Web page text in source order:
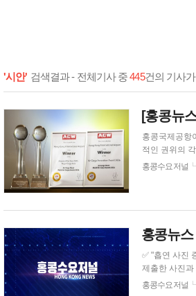
'시안' 검색결과 - 전체기사 중445건의 기사
[홍콩뉴
홍콩국제공항
적인 권위의 각종 항공상을 휩쓸었다. 홍콩국제공항
년 동기 대비 각각 7.9%와 2.3% 증가했다. 이
홍콩수요저널
홍콩뉴스
✅ "흡연 사진 증거 채택"
제출한 사진
엄격한 새 규정에 따른 조치다. 지난 17일 '2026년 건설 현장 규정'
홍콩수요저널